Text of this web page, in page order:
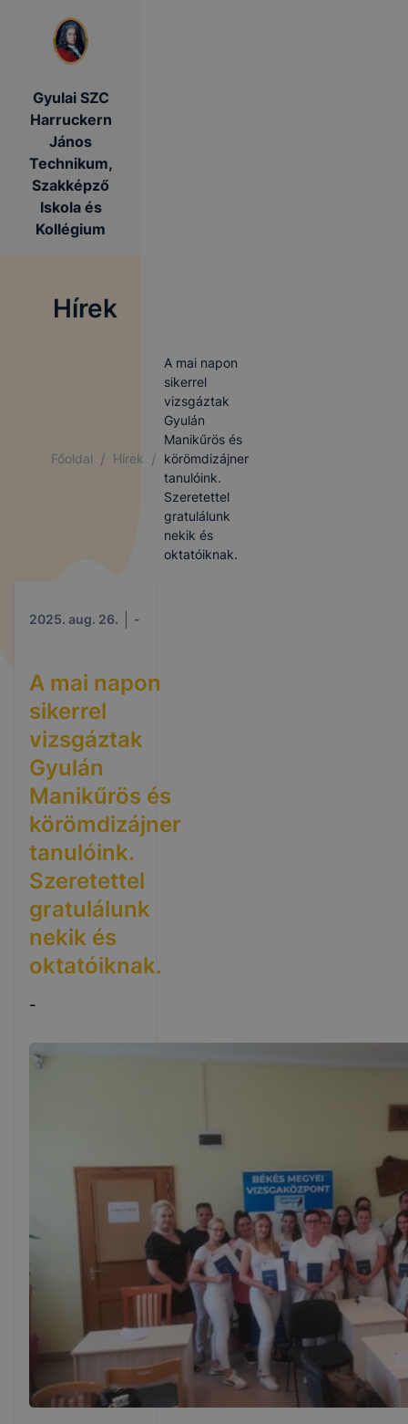
Gyulai SZC
Harruckern
János
Technikum,
Szakképző
Iskola és
Kollégium
Hírek
Főoldal / Hírek /
A mai napon
sikerrel
vizsgáztak
Gyulán
Manikűrös és
körömdizájner
tanulóink.
Szeretettel
gratulálunk
nekik és
oktatóiknak.
2025. aug. 26. -
A mai napon
sikerrel
vizsgáztak
Gyulán
Manikűrös és
körömdizájner
tanulóink.
Szeretettel
gratulálunk
nekik és
oktatóiknak.
-